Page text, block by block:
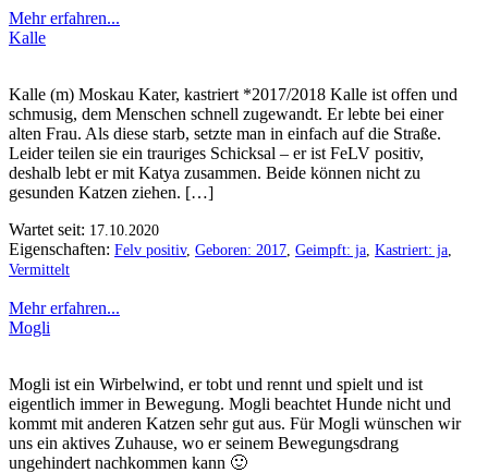
Mehr erfahren...
Kalle
Kalle (m) Moskau Kater, kastriert *2017/2018 Kalle ist offen und
schmusig, dem Menschen schnell zugewandt. Er lebte bei einer
alten Frau. Als diese starb, setzte man in einfach auf die Straße.
Leider teilen sie ein trauriges Schicksal – er ist FeLV positiv,
deshalb lebt er mit Katya zusammen. Beide können nicht zu
gesunden Katzen ziehen. […]
Wartet seit: 17.10.2020
Eigenschaften: Felv positiv, Geboren: 2017 Geimpft: ja Kastriert: ja
Vermittelt
Mehr erfahren...
Mogli
Mogli ist ein Wirbelwind, er tobt und rennt und spielt und ist
eigentlich immer in Bewegung. Mogli beachtet Hunde nicht und
kommt mit anderen Katzen sehr gut aus. Für Mogli wünschen wir
uns ein aktives Zuhause, wo er seinem Bewegungsdrang
ungehindert nachkommen kann 🙂